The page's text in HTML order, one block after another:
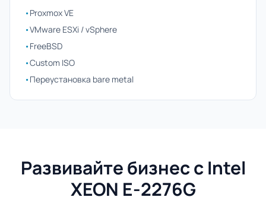
•Proxmox VE
•VMware ESXi / vSphere
•FreeBSD
•Custom ISO
•Переустановка bare metal
Развивайте бизнес с Intel
XEON E-2276G